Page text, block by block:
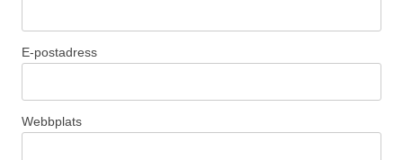
E-postadress
Webbplats